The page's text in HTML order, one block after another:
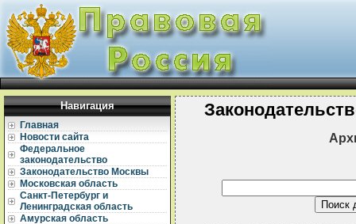
Навигация
Главная
Новости сайта
Федеральное
законодательство
Законодательство Москвы
Московская область
Санкт-Петербург и
Ленинградская область
Амурская область